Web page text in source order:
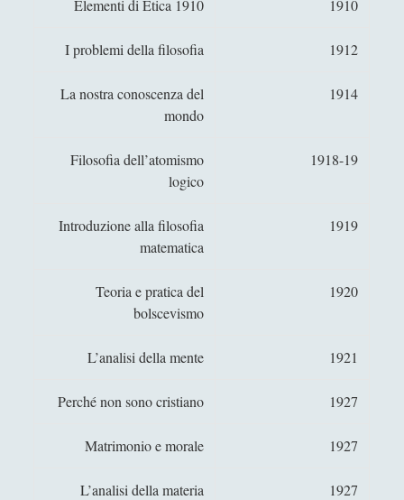
Emilio Garroni - Vita e opere
Entropy in a World of Causes
Orman Quine Analisi per un testo classico
dell'epistemologia analitica
Frege, in senso e significato.
Giustificazione e affidabilismo in "What is
Gramsci e i quaderni del carcere
imperscrutabile" di Schelling
Il Demiurgo di Platone ha l'Idea di Artisticità
Il Principio di Creazione bontadiniano, tra
Il sospetto per gli "starnuti" della steppa
Il surrealismo d'una battaglia navale per
Elementi di Etica 1910 1910
I problemi della filosofia 1912
La nostra conoscenza del
mondo
1914
Filosofia dell’atomismo
logico
1918-19
Introduzione alla filosofia
matematica
1919
Teoria e pratica del
bolscevismo
1920
L’analisi della mente 1921
Perché non sono cristiano 1927
Matrimonio e morale 1927
L’analisi della materia 1927